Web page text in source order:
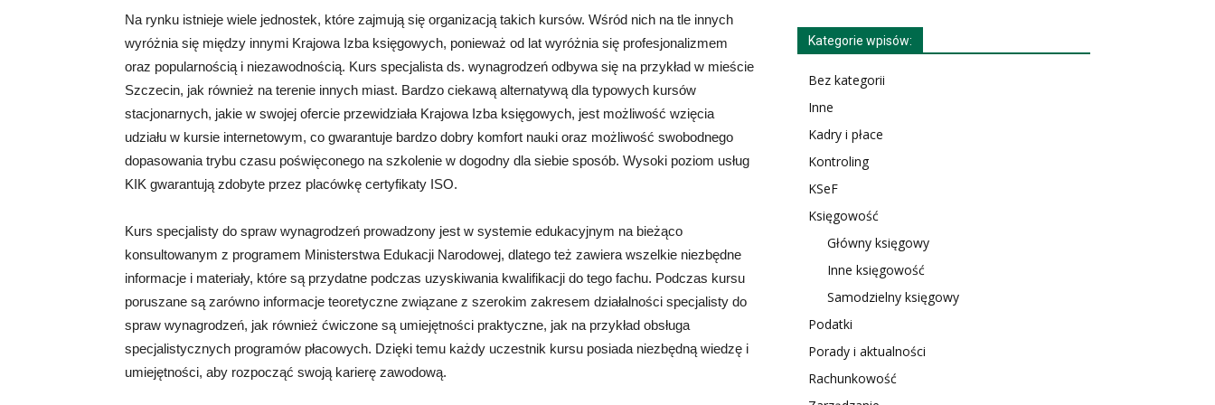
Na rynku istnieje wiele jednostek, które zajmują się organizacją takich kursów. Wśród nich na tle innych
wyróżnia się między innymi Krajowa Izba księgowych, ponieważ od lat wyróżnia się profesjonalizmem
oraz popularnością i niezawodnością. Kurs specjalista ds. wynagrodzeń odbywa się na przykład w mieście
Szczecin, jak również na terenie innych miast. Bardzo ciekawą alternatywą dla typowych kursów
stacjonarnych, jakie w swojej ofercie przewidziała Krajowa Izba księgowych, jest możliwość wzięcia
udziału w kursie internetowym, co gwarantuje bardzo dobry komfort nauki oraz możliwość swobodnego
dopasowania trybu czasu poświęconego na szkolenie w dogodny dla siebie sposób. Wysoki poziom usług
KIK gwarantują zdobyte przez placówkę certyfikaty ISO.
Kurs specjalisty do spraw wynagrodzeń prowadzony jest w systemie edukacyjnym na bieżąco
konsultowanym z programem Ministerstwa Edukacji Narodowej, dlatego też zawiera wszelkie niezbędne
informacje i materiały, które są przydatne podczas uzyskiwania kwalifikacji do tego fachu. Podczas kursu
poruszane są zarówno informacje teoretyczne związane z szerokim zakresem działalności specjalisty do
spraw wynagrodzeń, jak również ćwiczone są umiejętności praktyczne, jak na przykład obsługa
specjalistycznych programów płacowych. Dzięki temu każdy uczestnik kursu posiada niezbędną wiedzę i
umiejętności, aby rozpocząć swoją karierę zawodową.
Kategorie wpisów:
Bez kategorii
Inne
Kadry i płace
Kontroling
KSeF
Księgowość
Główny księgowy
Inne księgowość
Samodzielny księgowy
Podatki
Porady i aktualności
Rachunkowość